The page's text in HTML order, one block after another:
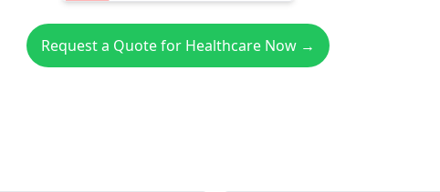
Request a Quote for Healthcare Now →